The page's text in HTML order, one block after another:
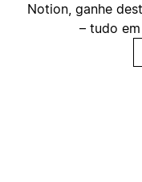
Notion, ganhe
– tudo